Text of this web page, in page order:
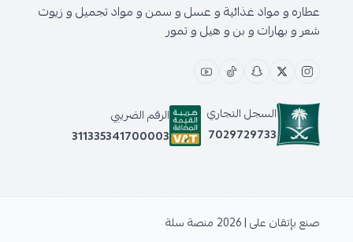
عطاره و مواد غذائية و عسل و سمن و مواد تجميل و زيوت
شعر و بهارات و بن و هيل و تمور
السجل التجاري
7029729733
الرقم الضريبي
311335341700003
صنع بإتقان على | 2026 منصة سلة